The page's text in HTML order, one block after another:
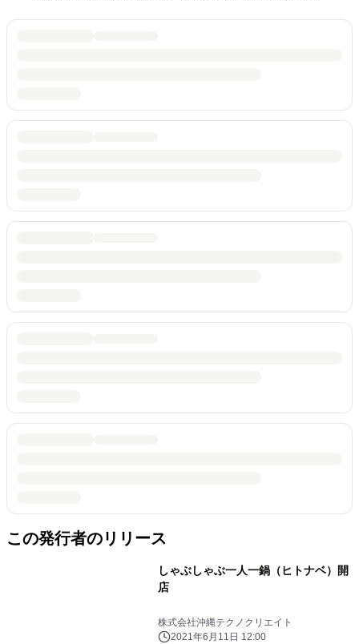
この発行者のリリース
しゃぶしゃぶ一人一鍋（ヒトナベ）開
店
株式会社沖縄テクノクリエイト
2021年6月11日 12:00